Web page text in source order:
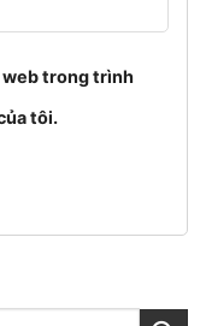
web trong trình
tôi.